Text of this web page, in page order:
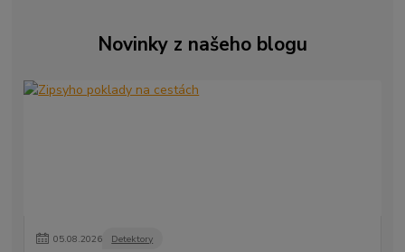
Novinky z našeho blogu
05.08.2026 Detektory